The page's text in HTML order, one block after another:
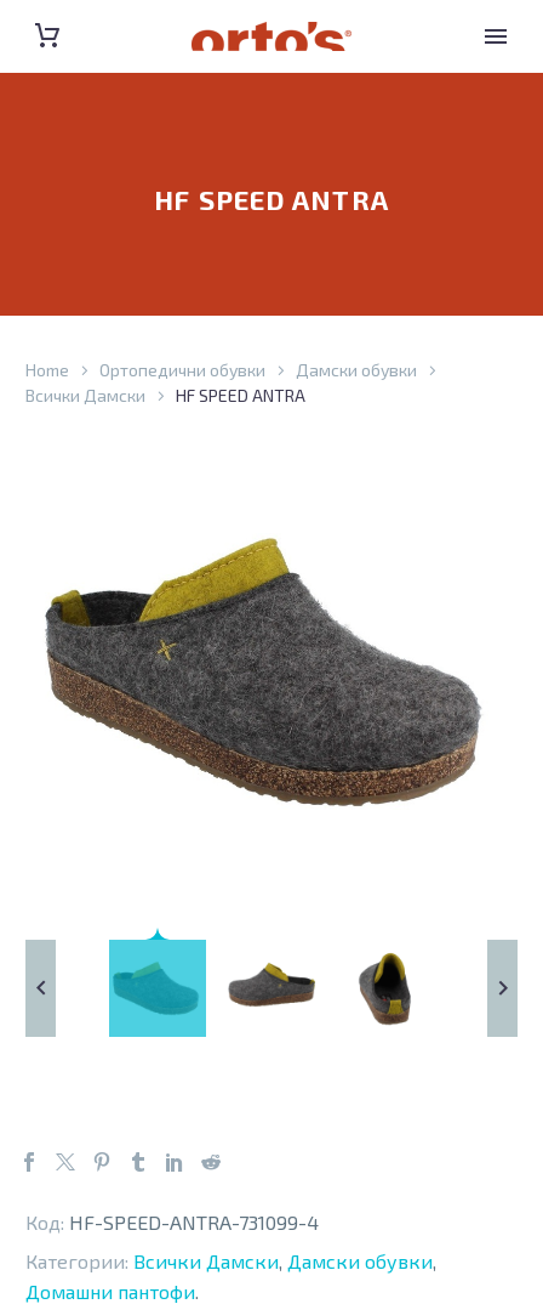
HF SPEED ANTRA
Home Ортопедични обувки
Дамски обувки
Всички Дамски
HF SPEED ANTRA
Код: HF-SPEED-ANTRA-731099-4
Категории: Всички Дамски, Дамски обувки,
Домашни пантофи.